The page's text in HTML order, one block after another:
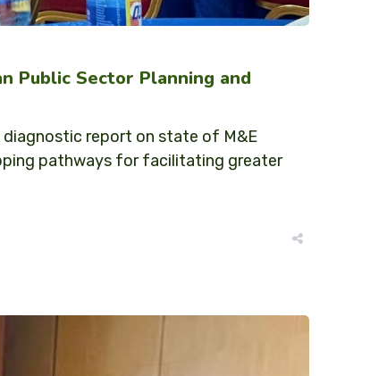
Public Sector Planning and
report on state of M&E
pathways for facilitating greater